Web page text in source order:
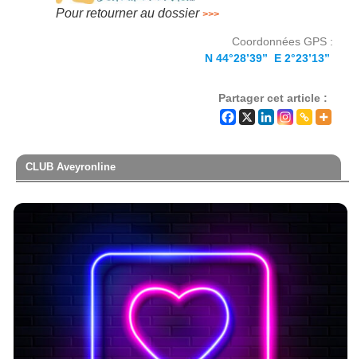
Pour retourner au dossier >>>
Coordonnées GPS :
N 44°28’39’’ E 2°23’13’’
Partager cet article :
CLUB Aveyronline